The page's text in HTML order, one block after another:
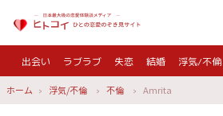
出会い ラブラブ 失恋 結婚 浮気/不倫
ホーム 浮気/不倫 不倫 Amrita